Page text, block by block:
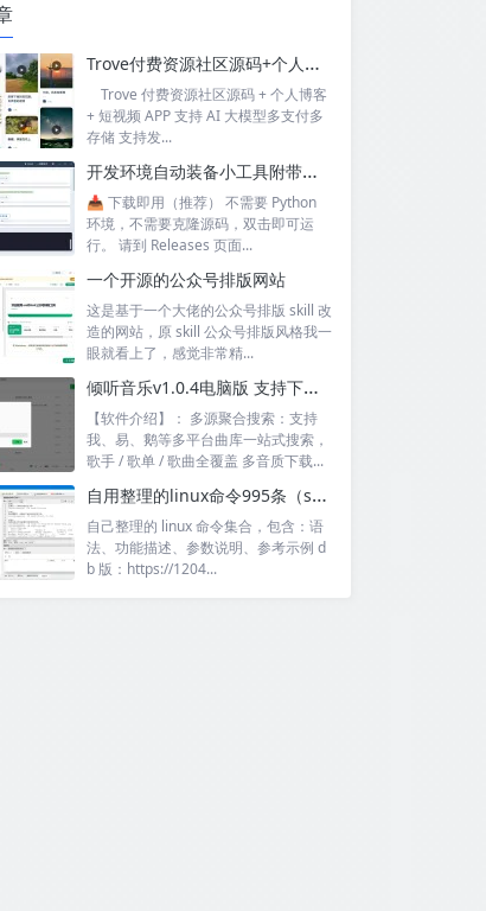
Trove付费资源社区源码+个人博客+短视频 APP 支持AI大模型多支付多存储
Trove 付费资源社区源码 + 个人博客
+ 短视频 APP 支持 AI 大模型多支付多
存储 支持发...
开发环境自动装备小工具附带源码
📥 下载即用（推荐） 不需要 Python
环境，不需要克隆源码，双击即可运
行。 请到 Releases 页面...
一个开源的公众号排版网站
这是基于一个大佬的公众号排版 skill 改
造的网站，原 skill 公众号排版风格我一
眼就看上了，感觉非常精...
倾听音乐v1.0.4电脑版 支持下载无损音质 可听可下有歌词
【软件介绍】： 多源聚合搜索：支持
我、易、鹅等多平台曲库一站式搜索，
歌手 / 歌单 / 歌曲全覆盖 多音质下载...
自用整理的linux命令995条（sql+excel）
自己整理的 linux 命令集合，包含：语
法、功能描述、参数说明、参考示例 d
b 版：https://1204...